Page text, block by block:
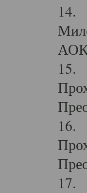
14.
15.
16.
17.